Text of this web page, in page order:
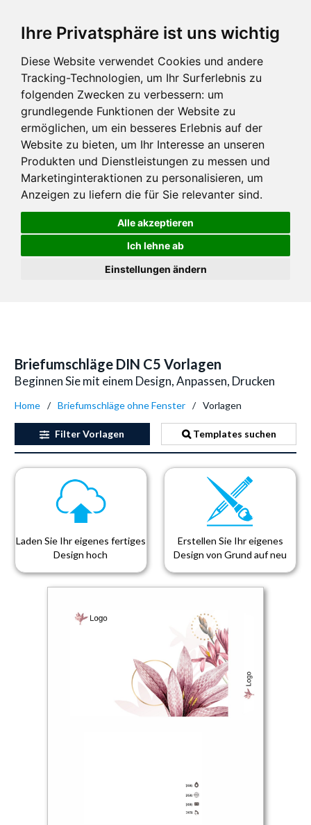
Ihre Privatsphäre ist uns wichtig
Diese Website verwendet Cookies und andere
Tracking-Technologien, um Ihr Surferlebnis zu
folgenden Zwecken zu verbessern: um
grundlegende Funktionen der Website zu
ermöglichen, um ein besseres Erlebnis auf der
Website zu bieten, um Ihr Interesse an unseren
Produkten und Dienstleistungen zu messen und
Marketinginteraktionen zu personalisieren, um
Anzeigen zu liefern die für Sie relevanter sind.
Alle akzeptieren
Ich lehne ab
Einstellungen ändern
Briefumschläge DIN C5 Vorlagen
Beginnen Sie mit einem Design, Anpassen, Drucken
Home Briefumschläge ohne Fenster Vorlagen
FilterVorlagen Templates suchen
Laden Sie Ihr eigenes fertiges
Design hoch
Erstellen Sie Ihr eigenes
Design von Grund auf neu